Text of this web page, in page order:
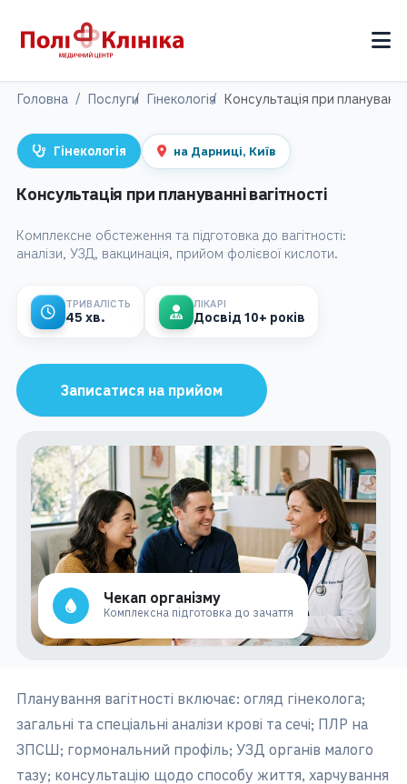
Головна Послуги Гінекологія Консультація при плануванні
Гінекологія на Дарниці, Київ
Консультація при плануванні вагітності
Комплексне обстеження та підготовка до вагітності:
аналізи, УЗД, вакцинація, прийом фолієвої кислоти.
ТРИВАЛІСТЬ
45 хв.
ЛІКАРІ
Досвід 10+ років
Записатися на прийом
Чекап організму
Комплексна підготовка до зачаття
Планування вагітності включає: огляд гінеколога;
загальні та спеціальні аналізи крові та сечі; ПЛР на
ЗПСШ; гормональний профіль; УЗД органів малого
тазу; консультацію щодо способу життя, харчування